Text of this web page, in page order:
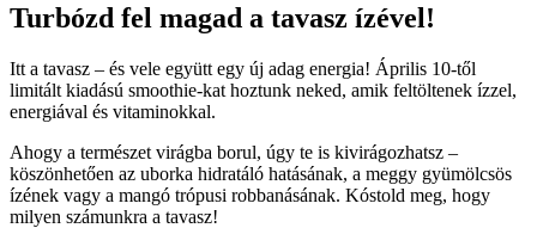
Turbózd fel magad a tavasz ízével!
Itt a tavasz – és vele együtt egy új adag energia! Április 10-től
limitált kiadású smoothie-kat hoztunk neked, amik feltöltenek ízzel,
energiával és vitaminokkal.
Ahogy a természet virágba borul, úgy te is kivirágozhatsz –
köszönhetően az uborka hidratáló hatásának, a meggy gyümölcsös
ízének vagy a mangó trópusi robbanásának. Kóstold meg, hogy
milyen számunkra a tavasz!